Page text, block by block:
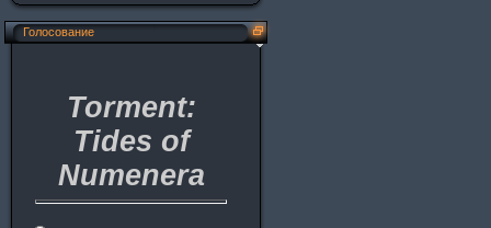
Голосование
Torment:
Tides of
Numenera